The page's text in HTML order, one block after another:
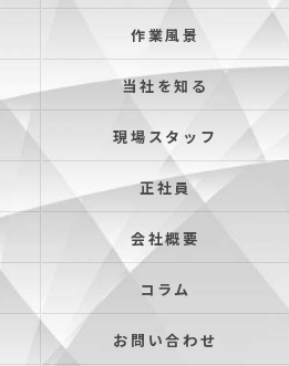
作業風景
当社を知る
現場スタッフ
正社員
会社概要
コラム
お問い合わせ